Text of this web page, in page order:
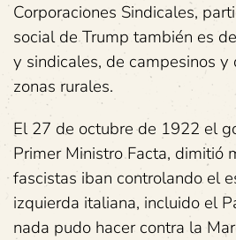
Corporaciones Sindicales,
social de Trump también es
y sindicales, de campesinos
zonas rurales.
El 27 de octubre de 1922 el
Primer Ministro Facta, dimitió
fascistas iban controlando el
izquierda italiana, incluido el
nada pudo hacer contra la